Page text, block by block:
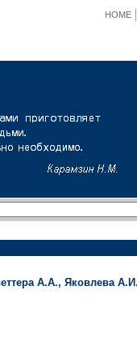
HOME
А.А., Яковлева